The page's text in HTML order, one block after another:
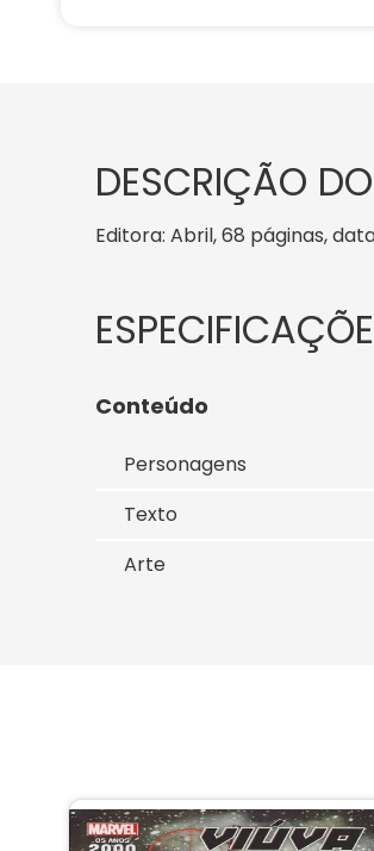
DESCRIÇÃO
Editora: Abril, 68 páginas,
Conteúdo
Personagens
Texto
Arte